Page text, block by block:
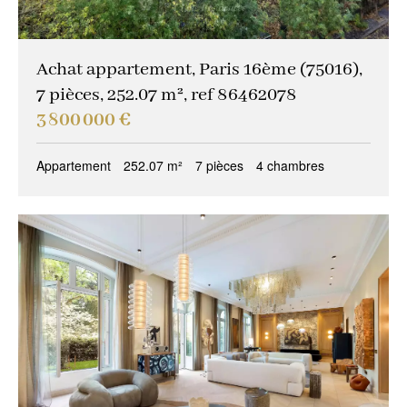
Achat appartement, Paris 16ème (75016),
7 pièces, 252.07 m², ref 86462078
3 800 000 €
Appartement 252.07 m² 7 pièces 4 chambres